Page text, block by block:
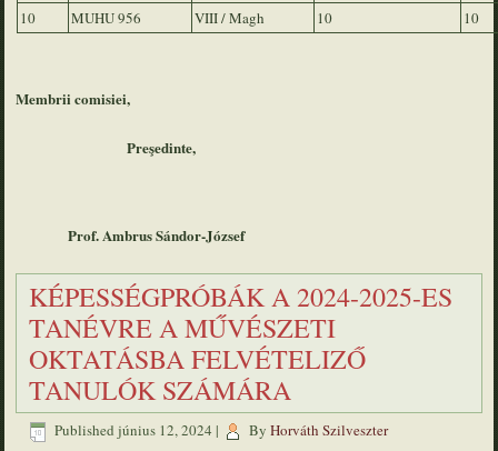
10
MUHU 956 VIII / Magh 10 10
Membrii comisiei,
Preşedinte,
Prof. Ambrus Sándor-József
KÉPESSÉGPRÓBÁK A 2024-2025-ES
TANÉVRE A MŰVÉSZETI
OKTATÁSBA FELVÉTELIZŐ
TANULÓK SZÁMÁRA
Published június 12, 2024 | By Horváth Szilveszter